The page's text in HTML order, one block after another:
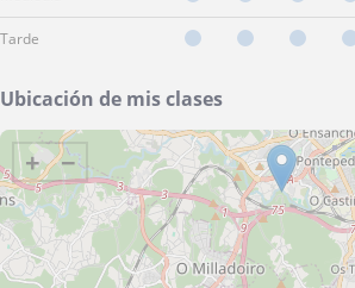
Tarde
Ubicación de mis clases
+ −